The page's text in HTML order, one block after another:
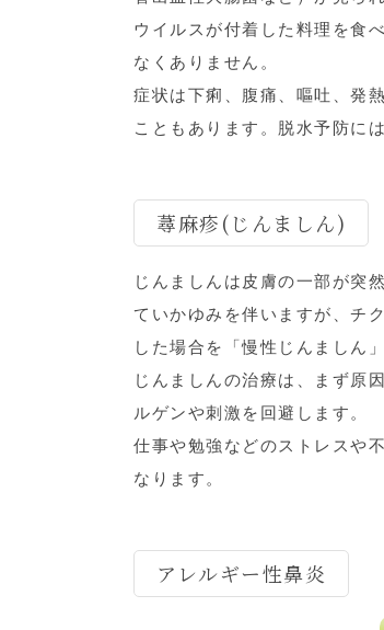
ウイルスが付着した料理を食
なくありません。
症状は下痢、腹痛、嘔吐、発
こともあります。脱水予防に
蕁麻疹(じんましん)
じんましんは皮膚の一部が突
ていかゆみを伴いますが、チ
した場合を「慢性じんましん
じんましんの治療は、まず原
ルゲンや刺激を回避します。
仕事や勉強などのストレスや
なります。
アレルギー性鼻炎